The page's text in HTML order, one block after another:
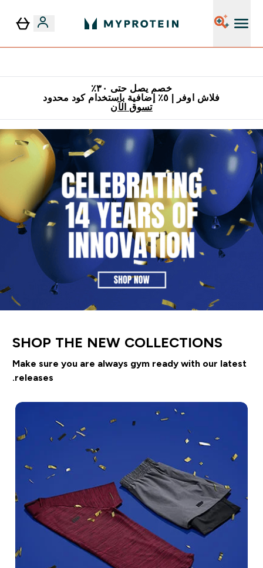
خصم يصل حتى ٣٠٪
فلاش اوفر | ٥٪ إضافية باستخدام كود محدود
تسوق الآن
SHOP THE NEW COLLECTIONS
Make sure you are always gym ready with our latest
releases.